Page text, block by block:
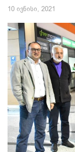
10 ივნისი, 2021